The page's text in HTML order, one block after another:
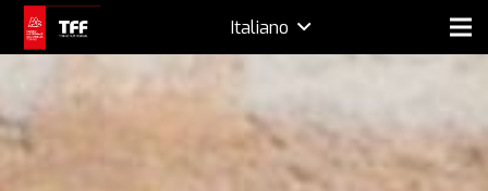
Italiano